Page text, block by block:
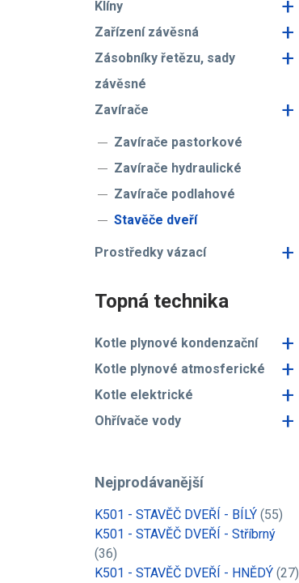
Klíny +
Zařízení závěsná +
Zásobníky řetězu, sady
závěsné
+
Zavírače +
Zavírače pastorkové
Zavírače hydraulické
Zavírače podlahové
Stavěče dveří
Prostředky vázací +
Topná technika
Kotle plynové kondenzační +
Kotle plynové atmosferické +
Kotle elektrické +
Ohřívače vody +
Nejprodávanější
K501 - STAVĚČ DVEŘÍ - BÍLÝ (55)
K501 - STAVĚČ DVEŘÍ - Stříbrný
(36)
K501 - STAVĚČ DVEŘÍ - HNĚDÝ (27)